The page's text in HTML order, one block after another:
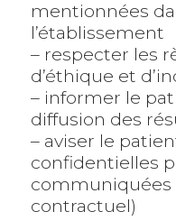
mentionnées
l’établissement
– respecter les
d’éthique et
– informer le
diffusion des
– aviser le
confidentielles
communiquées
contractuel)